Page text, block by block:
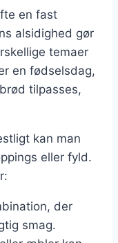
en fast
alsidighed gør
temaer
en fødselsdag,
tilpasses,
kan man
eller fyld.
der
smag.